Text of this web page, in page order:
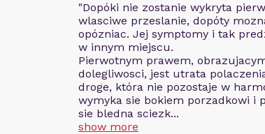
"Dopóki nie zostanie wykryta
wlasciwe przeslanie, dopóty
opózniac. Jej symptomy i tak
w innym miejscu.
Pierwotnym prawem,
dolegliwosci, jest utrata
droge, która nie pozostaje w
wymyka sie bokiem porzadkowi i
sie bledna sciezk...
show more